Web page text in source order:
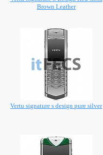
Brown Leather
Vertu signature s design pure silver